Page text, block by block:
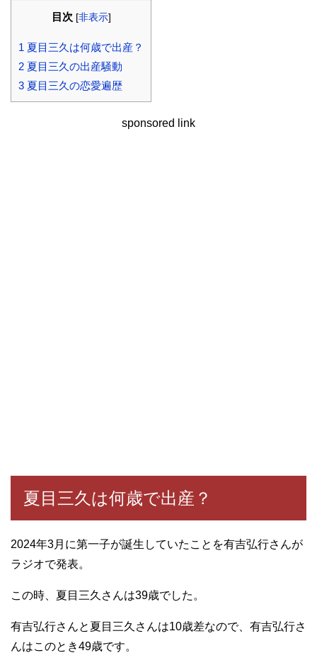
目次 [非表示]
1 夏目三久は何歳で出産？
2 夏目三久の出産騒動
3 夏目三久の恋愛遍歴
sponsored link
夏目三久は何歳で出産？
2024年3月に第一子が誕生していたことを有吉弘行さんが
ラジオで発表。
この時、夏目三久さんは39歳でした。
有吉弘行さんと夏目三久さんは10歳差なので、有吉弘行さ
んはこのとき49歳です。